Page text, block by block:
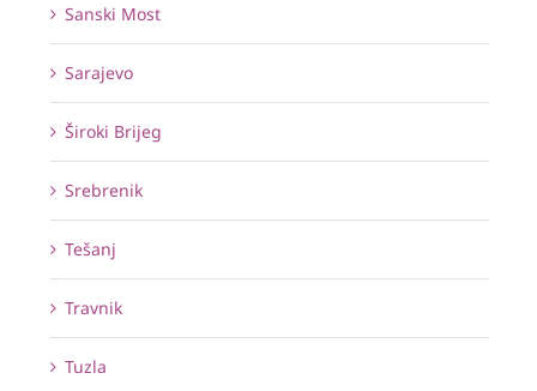
Sanski Most
Sarajevo
Široki Brijeg
Srebrenik
Tešanj
Travnik
Tuzla